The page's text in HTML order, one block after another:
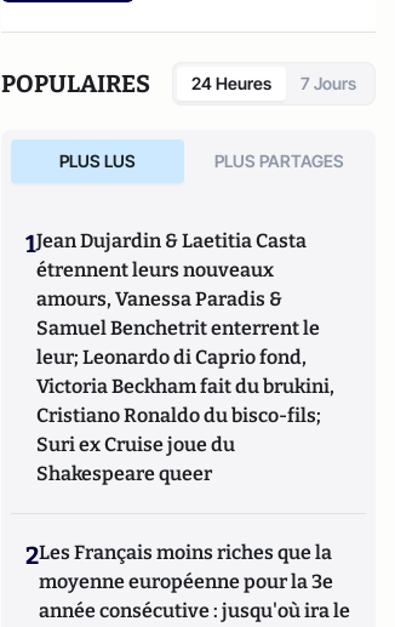
POPULAIRES 24 Heures 7 Jours
PLUS LUS PLUS PARTAGES
1Jean Dujardin & Laetitia Casta
étrennent leurs nouveaux
amours, Vanessa Paradis &
Samuel Benchetrit enterrent le
leur; Leonardo di Caprio fond,
Victoria Beckham fait du brukini,
Cristiano Ronaldo du bisco-fils;
Suri ex Cruise joue du
Shakespeare queer
2Les Français moins riches que la
moyenne européenne pour la 3e
année consécutive : jusqu'où ira le